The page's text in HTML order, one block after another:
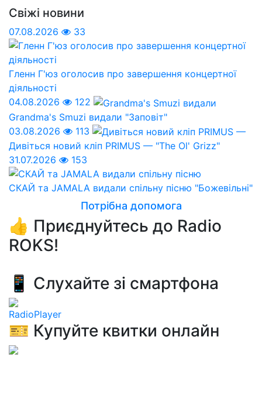
Свіжі новини
07.08.2026 33
Гленн Г'юз оголосив про завершення концертної
діяльності
04.08.2026
122
Grandma's Smuzi видали "Заповіт"
03.08.2026
113
Дивіться новий кліп PRIMUS — "The Ol' Grizz"
31.07.2026
153
СКАЙ та JAMALA видали спільну пісню "Божевільні"
Потрібна допомога
👍 Приєднуйтесь до Radio
ROKS!
📱 Слухайте зі смартфона
RadioPlayer
🎫 Купуйте квитки онлайн